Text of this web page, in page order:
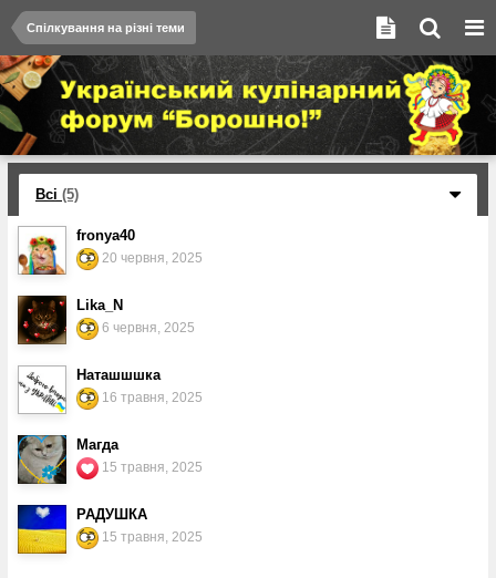
Спілкування на різні теми
Всі (5)
fronya40
20 червня, 2025
Lika_N
6 червня, 2025
Наташшшка
16 травня, 2025
Магда
15 травня, 2025
РАДУШКА
15 травня, 2025